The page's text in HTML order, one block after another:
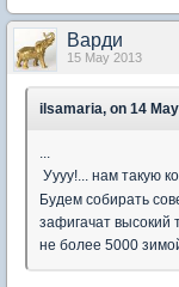
Варди
15 May 2013
ilsamaria, on 14
...
Уууу!... нам такую
Будем собирать
зафигачат высокий
не более 5000